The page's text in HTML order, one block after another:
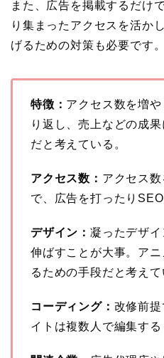
また、広告を掲載するだけ
り集まったアクセスを活か
げるための対策も必要です。
特徴： アクセス数を増
り返し、売上などの成
だと考えている。
アクセス数： アクセス
で、広告を打ったり
デザイン： 凝ったデザ
伸ばすことが大事。ア
るための手段だと考えて
コーディング： 改修前
イトは複数人で編集する